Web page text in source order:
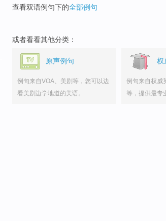
查看双语例句下的全部例句
或者看看其他分类：
原声例句
例句来自VOA、美剧等，您可以边
看美剧边学地道的美语。
权
例句来自权威
等，提供最专